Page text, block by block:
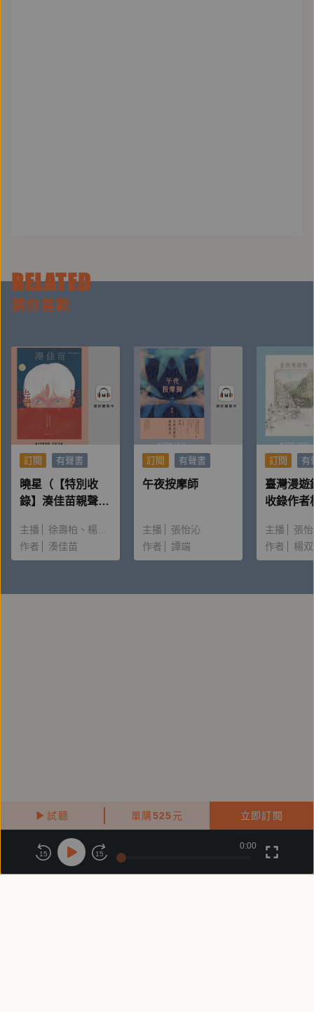
試聽 單購525元 立即訂閱
RELATED
猜你喜歡
訂閱 有聲書
曉星（【特別收
錄】湊佳苗親聲朗
主播 徐壽柏
楊雅淳
作者
湊佳苗
訂閱 有聲書
午夜按摩師
主播
張怡沁
作者
譚端
訂閱 有
臺灣漫遊
收錄作者
主播
張
作者
楊
關於鏡好聽
商務合作 付費條款 會員條款
15 15
0:00